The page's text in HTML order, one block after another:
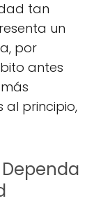
tan
un
por
antes
principio,